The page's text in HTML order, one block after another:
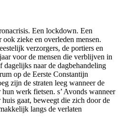
Een lockdown. Een
zieke en overleden mensen.
verzorgers, de portiers en
voor de mensen die verblijven in
dagelijks naar de dagbehandeling
op de Eerste Constantijn
zijn de straten leeg wanneer de
werk fietsen. s’ Avonds wanneer
huis gaat, beweegt die zich door de
langs de verlaten